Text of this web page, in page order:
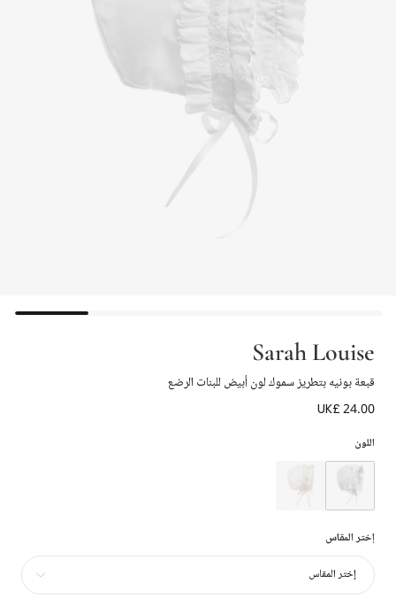
Sarah Louise
قبعة بونيه بتطريز سموك لون أبيض للبنات الرضع
UK£ 24.00
اللون
إختر المقاس
إختر المقاس